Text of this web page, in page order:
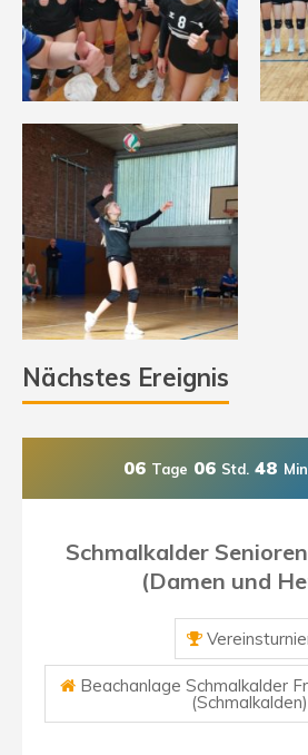
Nächstes Ereignis
06 Tage 06 Std. 48
Schmalkalder
(Damen und
Beachanlage Schmalkalder
(Schmalkalden)